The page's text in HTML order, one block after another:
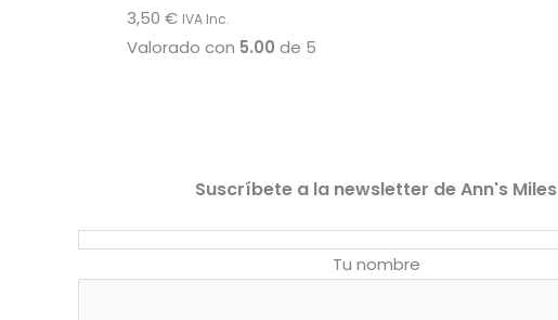
3,50 € IVA Inc.
Valorado con 5.00 de 5
Suscríbete a la newsletter de Ann's Miles
Tu nombre